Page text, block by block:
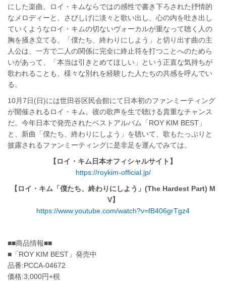
にした楽曲。ロイ・キムならではの感性で書き下ろされた抒情的
なメロディーと、さびしげに淡々と歌い出し、心の内を吐き出し
ていくようなロイ・キムの切ないヴォーカルが重なって聴く人の
胸を掻き立てる。「僕たち、終わりにしよう」と切り出す曲の主
人公は、一方で二人の関係に完全に終止符を打つことへのためら
いがあって、「本当は引きとめてほしい」という正直な気持ちが
歌われることも、様々な別れを経験した人たちの共感を呼んでい
る。
10月7日(日)には世田谷区民会館にて日本初のファンミーティング
が開催されるロイ・キム。彼の歌声を生で聴ける貴重なチャンス
だ。今年日本で発売されたベストアルバム「ROY KIM BEST」
と、新曲「僕たち、終わりにしよう」を聴いて、歌もたっぷりと
披露されるファンミーティングに是非足を運んでみては。
【ロイ・キム日本オフィシャルサイト】
https://roykim-official.jp/
【ロイ・キム「僕たち、終わりにしよう」(The Hardest Part) M
V】
https://www.youtube.com/watch?v=fB406grTgz4
■■商品情報■■
■「ROY KIM BEST」発売中
品番:PCCA-04672
価格:3,000円+税